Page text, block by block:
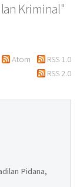
Kriminal"
Atom
RSS 1.0
RSS 2.0
Pidana,